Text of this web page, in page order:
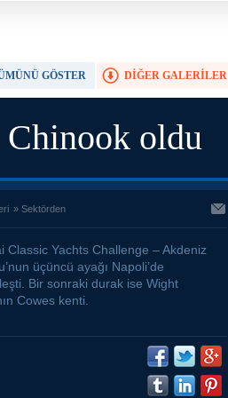
DİĞER GALERİLER
GÖSTER
Chinook oldu
» Sektörden
Classic Yachts Challenge – Akdeniz
üçüncü ayağı Napoli’de
Bir sonraki durak ise Wight
Cowes kenti.